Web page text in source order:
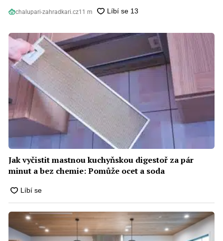
chalupari-zahradkari.cz11 m
Jak vyčistit mastnou kuchyňskou digestoř za pár
minut a bez chemie: Pomůže ocet a soda